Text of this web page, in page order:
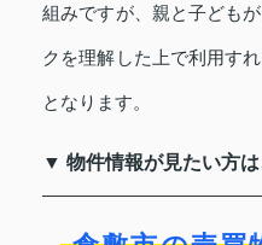
組みですが、親と子ども
クを理解した上で利用す
となります。
▼ 物件情報が見たい方